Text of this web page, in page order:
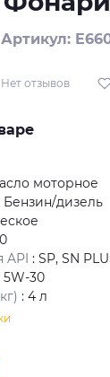
Артикул:
Нет отзывов
моторное
Бензин/дизель
API : SP, SN
5W-30
: 4 л